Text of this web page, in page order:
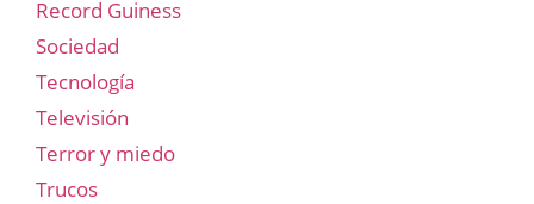
Record Guiness
Sociedad
Tecnología
Televisión
Terror y miedo
Trucos